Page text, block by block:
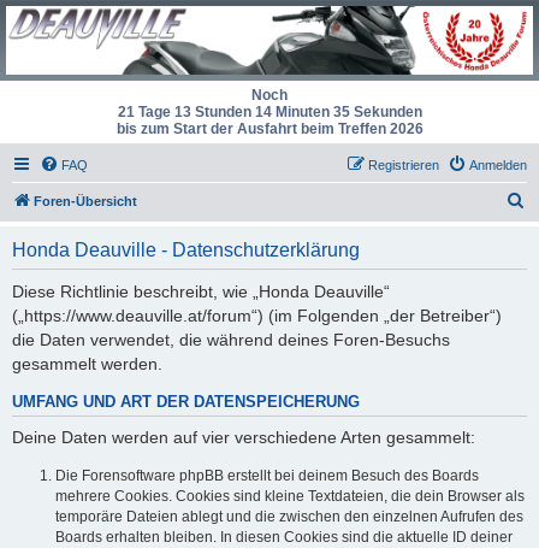
Noch
21 Tage 13 Stunden 14 Minuten 35 Sekunden
bis zum Start der Ausfahrt beim Treffen 2026
FAQ Anmelden
Registrieren
Foren-Übersicht
Honda Deauville - Datenschutzerklärung
Diese Richtlinie beschreibt, wie „Honda Deauville“
(„https://www.deauville.at/forum“) (im Folgenden „der Betreiber“)
die Daten verwendet, die während deines Foren-Besuchs
gesammelt werden.
UMFANG UND ART DER DATENSPEICHERUNG
Deine Daten werden auf vier verschiedene Arten gesammelt:
Die Forensoftware phpBB erstellt bei deinem Besuch des Boards
mehrere Cookies. Cookies sind kleine Textdateien, die dein Browser als
temporäre Dateien ablegt und die zwischen den einzelnen Aufrufen des
Boards erhalten bleiben. In diesen Cookies sind die aktuelle ID deiner